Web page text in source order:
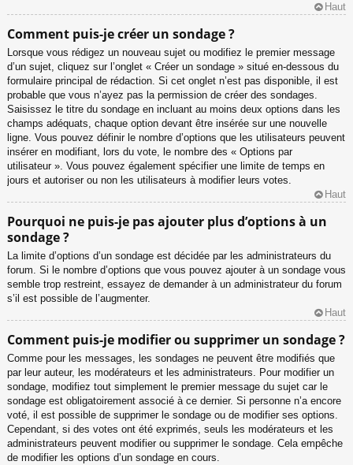
Haut
Comment puis-je créer un sondage ?
Lorsque vous rédigez un nouveau sujet ou modifiez le premier message
d’un sujet, cliquez sur l’onglet « Créer un sondage » situé en-dessous du
formulaire principal de rédaction. Si cet onglet n’est pas disponible, il est
probable que vous n’ayez pas la permission de créer des sondages.
Saisissez le titre du sondage en incluant au moins deux options dans les
champs adéquats, chaque option devant être insérée sur une nouvelle
ligne. Vous pouvez définir le nombre d’options que les utilisateurs peuvent
insérer en modifiant, lors du vote, le nombre des « Options par
utilisateur ». Vous pouvez également spécifier une limite de temps en
jours et autoriser ou non les utilisateurs à modifier leurs votes.
Haut
Pourquoi ne puis-je pas ajouter plus d’options à un
sondage ?
La limite d’options d’un sondage est décidée par les administrateurs du
forum. Si le nombre d’options que vous pouvez ajouter à un sondage vous
semble trop restreint, essayez de demander à un administrateur du forum
s’il est possible de l’augmenter.
Haut
Comment puis-je modifier ou supprimer un sondage ?
Comme pour les messages, les sondages ne peuvent être modifiés que
par leur auteur, les modérateurs et les administrateurs. Pour modifier un
sondage, modifiez tout simplement le premier message du sujet car le
sondage est obligatoirement associé à ce dernier. Si personne n’a encore
voté, il est possible de supprimer le sondage ou de modifier ses options.
Cependant, si des votes ont été exprimés, seuls les modérateurs et les
administrateurs peuvent modifier ou supprimer le sondage. Cela empêche
de modifier les options d’un sondage en cours.